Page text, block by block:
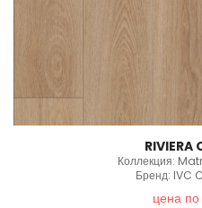
RIVIERA
Коллекция:
Бренд: IVC
цена по